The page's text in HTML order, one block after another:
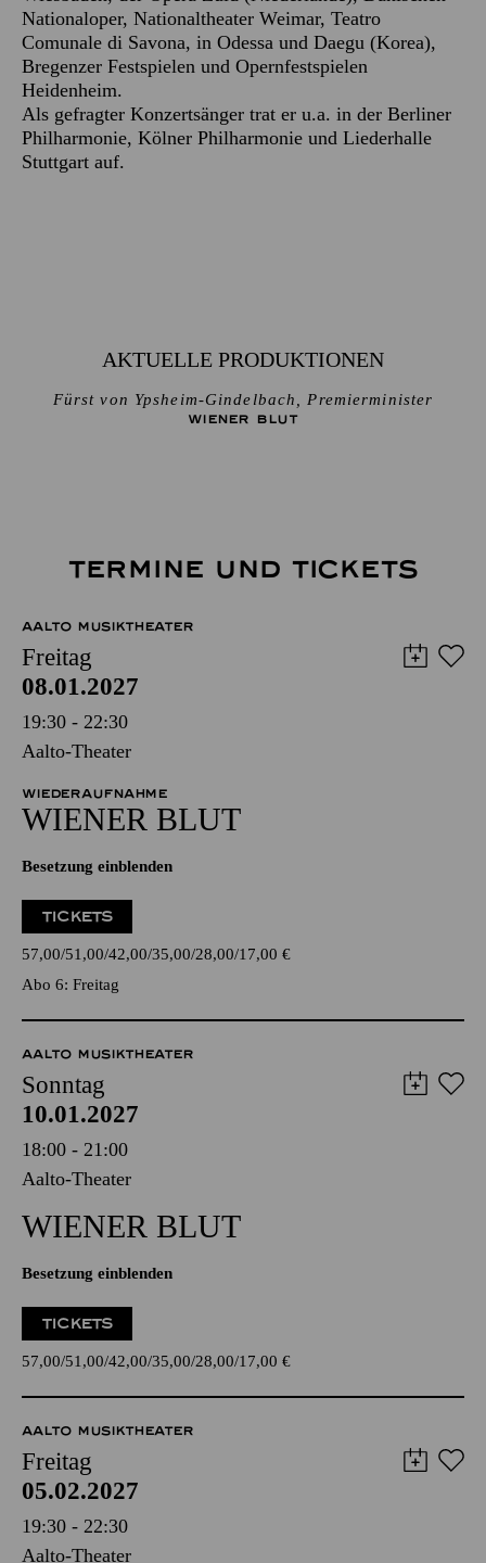
Nationaloper, Nationaltheater Weimar, Teatro
Comunale di Savona, in Odessa und Daegu (Korea),
Bregenzer Festspielen und Opernfestspielen
Heidenheim.
Als gefragter Konzertsänger trat er u.a. in der Berliner
Philharmonie, Kölner Philharmonie und Liederhalle
Stuttgart auf.
AKTUELLE PRODUKTIONEN
Fürst von Ypsheim-Gindelbach, Premierminister
WIENER BLUT
TERMINE UND TICKETS
AALTO MUSIKTHEATER
Freitag
08.01.2027
19:30 - 22:30
Aalto-Theater
WIEDERAUFNAHME
WIENER BLUT
Besetzung einblenden
TICKETS
57,00 51,00 42,00 35,00 28,00 17,00 €
Abo 6: Freitag
AALTO MUSIKTHEATER
Sonntag
10.01.2027
18:00 - 21:00
Aalto-Theater
WIENER BLUT
Besetzung einblenden
TICKETS
57,00 51,00 42,00 35,00 28,00 17,00 €
AALTO MUSIKTHEATER
Freitag
05.02.2027
19:30 - 22:30
Aalto-Theater